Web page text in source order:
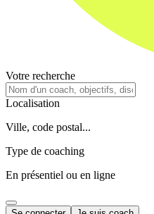
Votre recherche
Localisation
Ville, code postal...
Type de coaching
En présentiel ou en ligne